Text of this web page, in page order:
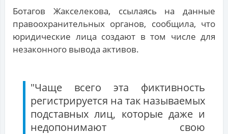
Ботагов Жакселекова, ссылаясь на данные
правоохранительных органов, сообщила, что
юридические лица создают в том числе для
незаконного вывода активов.
"Чаще всего эта фиктивность
регистрируется на так называемых
подставных лиц, которые даже и
недопонимают свою